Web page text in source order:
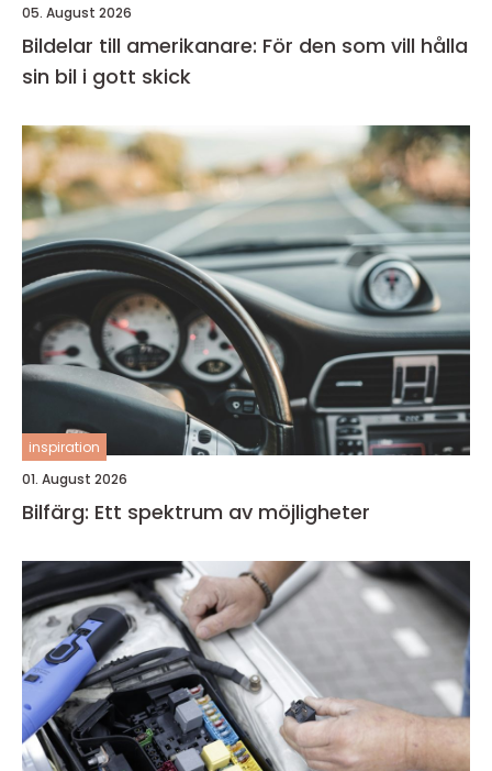
05. August 2026
Bildelar till amerikanare: För den som vill hålla
sin bil i gott skick
inspiration
01. August 2026
Bilfärg: Ett spektrum av möjligheter